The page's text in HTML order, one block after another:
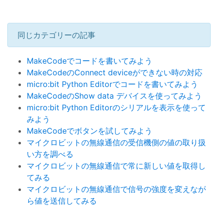
同じカテゴリーの記事
MakeCodeでコードを書いてみよう
MakeCodeのConnect deviceができない時の対応
micro:bit Python Editorでコードを書いてみよう
MakeCodeのShow data デバイスを使ってみよう
micro:bit Python Editorのシリアルを表示を使って
みよう
MakeCodeでボタンを試してみよう
マイクロビットの無線通信の受信機側の値の取り扱
い方を調べる
マイクロビットの無線通信で常に新しい値を取得し
てみる
マイクロビットの無線通信で信号の強度を変えなが
ら値を送信してみる